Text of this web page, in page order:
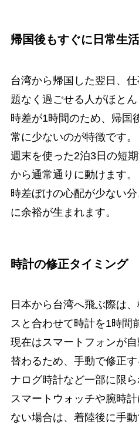
帰国後もすぐに日常生
台湾から帰国した翌日、
題なく過ごせる人がほとん
時差が1時間のため、帰国
常に少ないのが特徴です。
週末を使った2泊3日の短
から通常通りに動けます。
時差ぼけの心配が少ない
に余裕が生まれます。
時計の修正タイミング
日本から台湾へ飛ぶ際は
スと合わせて時計を1時間
現在はスマートフォンが
替わるため、手動で修正
ナログ時計など一部に限ら
スマートウォッチや腕時
ない場合は、着陸後に手